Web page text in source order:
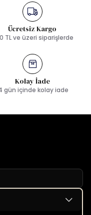
Ücretsiz Kargo
TL ve üzeri siparişlerde
Kolay İade
gün içinde kolay iade